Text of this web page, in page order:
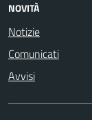
NOVITÀ
Notizie
Comunicati
Avvisi